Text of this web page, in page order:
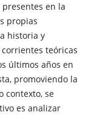
en la
propias
historia y
teóricas
últimos años en
promoviendo la
contexto, se
es analizar